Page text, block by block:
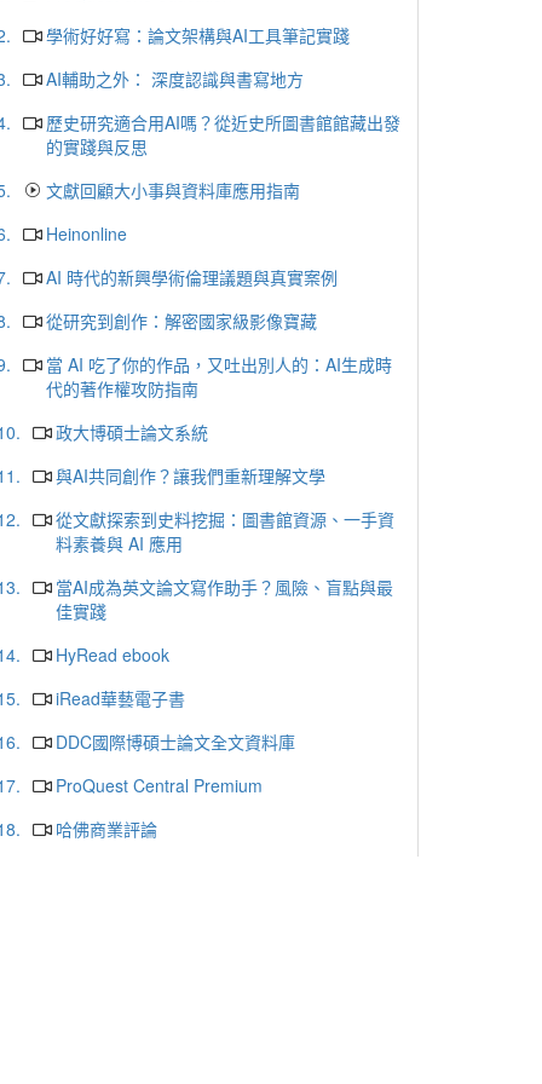
學術好好寫：論文架構與AI工具筆記實踐
AI輔助之外： 深度認識與書寫地方
歷史研究適合用AI嗎？從近史所圖書館館藏出發
的實踐與反思
文獻回顧大小事與資料庫應用指南
Heinonline
AI 時代的新興學術倫理議題與真實案例
從研究到創作：解密國家級影像寶藏
當 AI 吃了你的作品，又吐出別人的：AI生成時
代的著作權攻防指南
政大博碩士論文系統
與AI共同創作？讓我們重新理解文學
從文獻探索到史料挖掘：圖書館資源、一手資
料素養與 AI 應用
當AI成為英文論文寫作助手？風險、盲點與最
佳實踐
HyRead ebook
iRead華藝電子書
DDC國際博碩士論文全文資料庫
ProQuest Central Premium
哈佛商業評論